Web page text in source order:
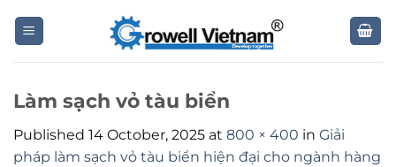
Làm sạch vỏ tàu biển
Published 14 October, 2025 at 800 × 400 in Giải
pháp làm sạch vỏ tàu biển hiện đại cho ngành hàng